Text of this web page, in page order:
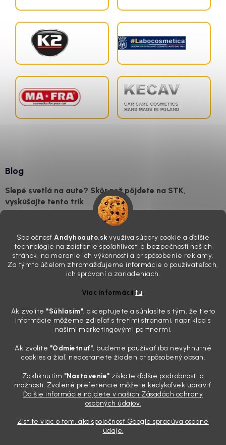
Spoločnosť Andyhoauto.sk využíva súbory cookie a ďalšie
technológie na zaistenie spoľahlivosti a bezpečnosti našich
stránok, na meranie ich výkonnosti a prispôsobenie reklamy.
Za týmto účelom zhromažďujeme informácie o používateľoch,
ich správaní a zariadeniach.
Viac informáciítu.
Ak zvolíte "Súhlasím", akceptujete a súhlasíte s tým, že tieto
informácie môžeme zdieľať s tretími stranami, napríklad s
našimi marketingovými partnermi.
Ak zvolíte "Odmietnuť", budeme používať iba nevyhnutné
cookies a žiaľ, nedostanete žiaden prispôsobený obsah.
Zakliknutím "Nastavenie" získate ďalšie podrobnosti a
možnosti. Zvolené preferencie môžete kedykoľvek upraviť.
Ďalšie informácie nájdete v našich Zásadách ochrany
osobných údajov.
Zistite viac o tom, ako spoločnosť Google spracúva osobné
údaje.
Blog
Slepé svetlá na aute? Skôr než pôjdete na STK,
vyskúšajte tento trik
skutočnosti je? Často za to môžu práve „slepé“ svetlomety. Ten
mliečny, drsný povrch nie je len estetická vada. Keď slnko a soľ urobia
svoje, plexisklo začne svetlo rozptyľovať namiesto to...
Zabudnite na handru. Ak chcete mať auto naozaj čisté,
Poznáte ten moment. Vonku svieti slnko, vy sedíte v čerstvo
„upratanom“ aute, no pri pohľade na palubnú dosku vás ide poraziť. V
mriežkach ventilácie, okolo tlačidiel a v švíkoch sedačiek na vás stále
drzo pozerá prach. Handra ani vysávač tam jednodu...
Detailing nemusí stáť výplatu: 5 kúskov autokozmetiky,
31.7.2026
Sobotné ráno, káva v ruke a pred vami zaprášená kapota. Pre
niekoho nuda, pre nás najlepší relax. Lenže keď si v košíku spočítate
pokaziť náladu. Dobrá správa je, že aj profi výbava ...